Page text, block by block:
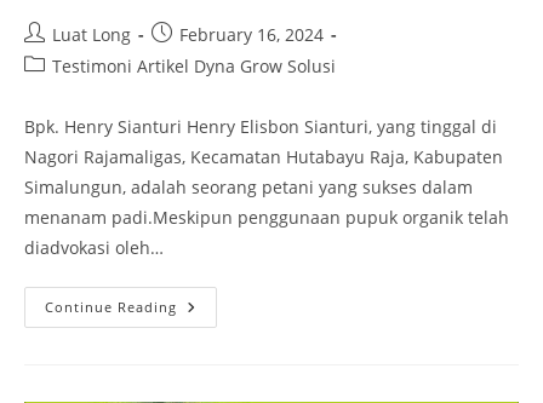
Luat Long
February 16, 2024
Testimoni Artikel Dyna Grow Solusi
Bpk. Henry Sianturi Henry Elisbon Sianturi, yang tinggal di
Nagori Rajamaligas, Kecamatan Hutabayu Raja, Kabupaten
Simalungun, adalah seorang petani yang sukses dalam
menanam padi.Meskipun penggunaan pupuk organik telah
diadvokasi oleh…
Continue Reading